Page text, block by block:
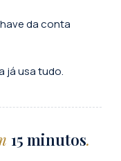
da conta
já usa tudo.
15 minutos.